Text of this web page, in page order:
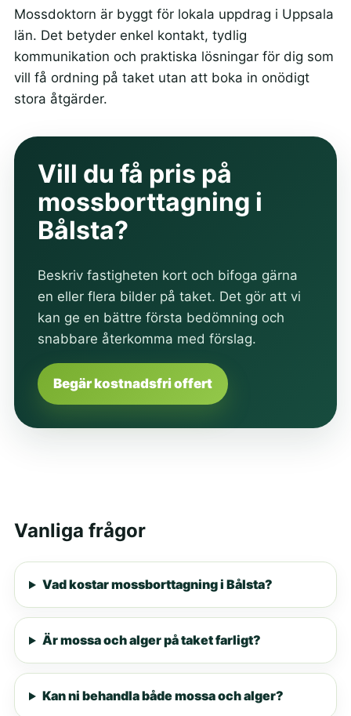
Mossdoktorn är byggt för lokala uppdrag i Uppsala
län. Det betyder enkel kontakt, tydlig
kommunikation och praktiska lösningar för dig som
vill få ordning på taket utan att boka in onödigt
stora åtgärder.
Vill du få pris på
mossborttagning i
Bålsta?
Beskriv fastigheten kort och bifoga gärna
en eller flera bilder på taket. Det gör att vi
kan ge en bättre första bedömning och
snabbare återkomma med förslag.
Begär kostnadsfri offert
Vanliga frågor
Vad kostar mossborttagning i Bålsta?
Är mossa och alger på taket farligt?
Kan ni behandla både mossa och alger?